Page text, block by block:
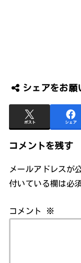
シェアをお願
ポスト シェア
コメントを残す
メールアドレスが
付いている欄は必
コメント ※